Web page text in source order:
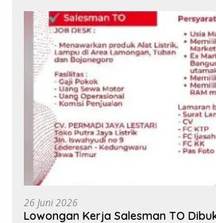
26 Juni 2026
Lowongan Kerja Salesman TO